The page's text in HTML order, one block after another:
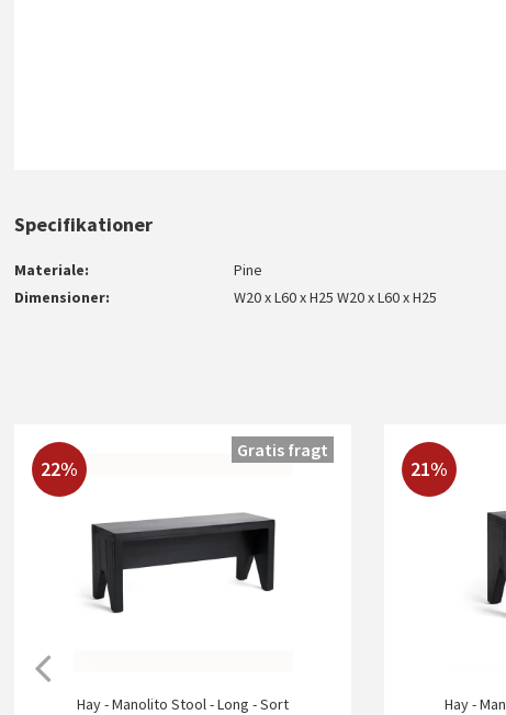
Specifikationer
Materiale
Pine
Dimensioner
W20 x L60 x H25 W20 x L60 x H25
22%
Hay - Manolito Stool - Long - Sort
Gratis fragt
21%
Hay -